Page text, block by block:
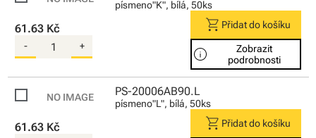
písmeno"K", bílá, 50ks
61.63 Kč
- +
shopping_cart Přidat do košíku
info
Zobrazit
podrobnosti
PS-20006AB90.L
písmeno"L", bílá, 50ks
61.63 Kč shopping_cart Přidat do košíku